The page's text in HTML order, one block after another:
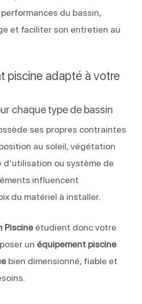
du bassin,
et faciliter son entretien au
piscine adapté à votre
chaque type de bassin
ses propres contraintes
au soleil, végétation
ou système de
influencent
du matériel à installer.
Piscineétudient donc votre
un équipement piscine
bien dimensionné, fiable et